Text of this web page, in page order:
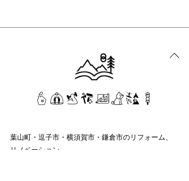
葉山町・逗子市・横須賀市・鎌倉市のリフォーム、
リノベーション